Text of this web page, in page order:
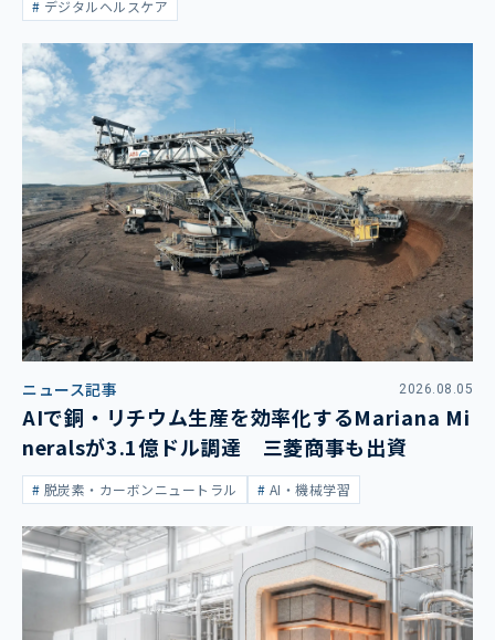
デジタルヘルスケア
ニュース記事 2026.08.05
AIで銅・リチウム生産を効率化するMariana Mi
neralsが3.1億ドル調達 三菱商事も出資
脱炭素・カーボンニュートラル AI・機械学習